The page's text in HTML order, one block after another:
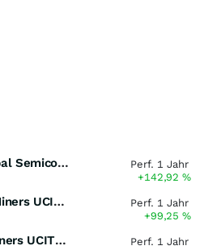
iShares MSCI Global Semiconductors UCITS ETF USD (Acc)
Perf. 1 Jahr
+142,92%
Global X Copper Miners UCITS ETF USD Acc
Perf. 1 Jahr
+99,25%
iShares Copper Miners UCITS ETF
Perf. 1 Jahr